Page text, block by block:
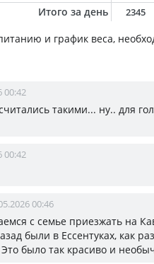
Итого за день 2345
и график веса,
00:42
такими... ну.. для
00:42
00:46
с семье приезжать на
были в Ессентуках, как
было так красиво и